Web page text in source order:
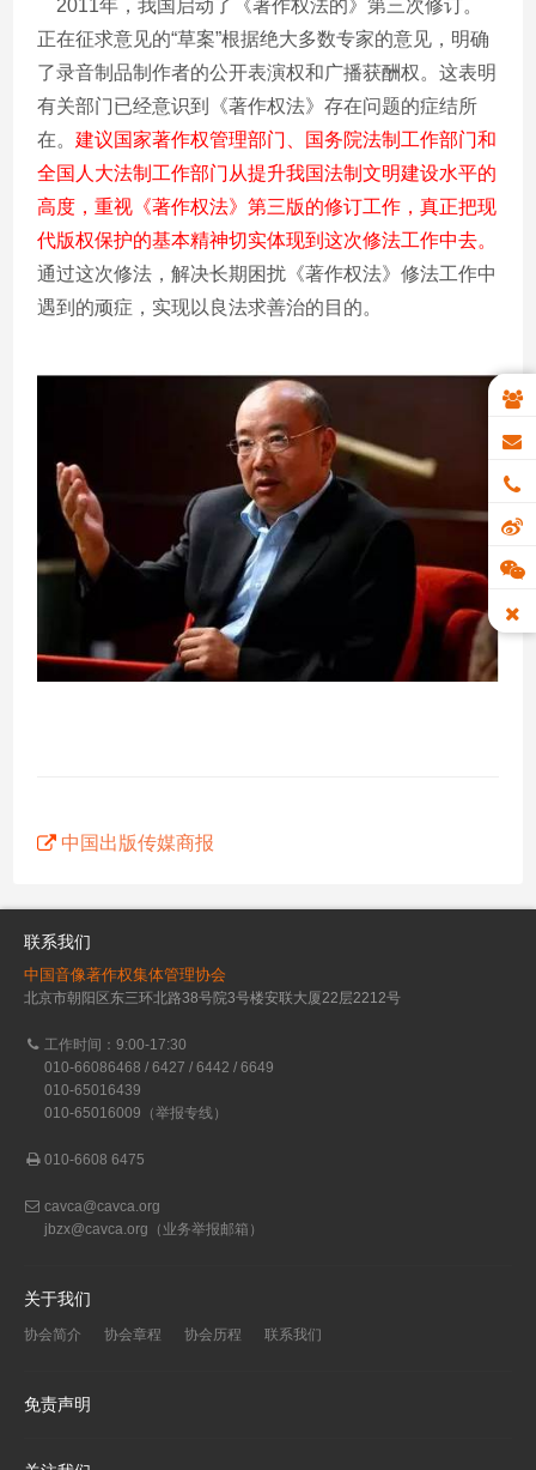
2011年，我国启动了《著作权法的》第三次修订。
正在征求意见的“草案”根据绝大多数专家的意见，明确
了录音制品制作者的公开表演权和广播获酬权。这表明
有关部门已经意识到《著作权法》存在问题的症结所
在。 建议国家著作权管理部门、国务院法制工作部门和
全国人大法制工作部门从提升我国法制文明建设水平的
高度，重视《著作权法》第三版的修订工作，真正把现
代版权保护的基本精神切实体现到这次修法工作中去。
通过这次修法，解决长期困扰《著作权法》修法工作中
遇到的顽症，实现以良法求善治的目的。
中国出版传媒商报
联系我们
中国音像著作权集体管理协会
北京市朝阳区东三环北路38号院3号楼安联大厦22层2212号
工作时间：9:00-17:30
010-66086468 / 6427 / 6442 / 6649
010-65016439
010-65016009（举报专线）
010-6608 6475
cavca@cavca.org
jbzx@cavca.org （业务举报邮箱）
关于我们
协会简介 协会章程 协会历程 联系我们
免责声明